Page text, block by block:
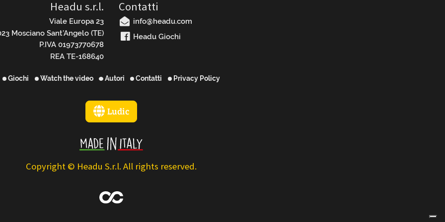
Headu s.r.l.
Viale Europa 23
Mosciano Sant’Angelo (TE)
P.IVA 01973770678
REA TE-168640
Contatti
info@headu.com
Headu Giochi
Giochi Watch the video Autori Contatti Privacy Policy
Ludic
Copyright © Headu S.r.l. All rights reserved.